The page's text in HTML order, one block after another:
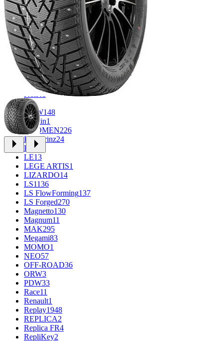
CROSS_STREET
31
Eurodisk1
FF33
FR REPLICA1
GR34
Grizzly3
iFree965
iFree Original49
Ikon1
INFORGED1
1
K72
KDW148
Keskin1
KHOMEN226
Kronprinz24
KT23
LE13
LEGE ARTIS1
LIZARDO14
LS1136
LS FlowForming137
LS Forged270
Magnetto130
Magnum11
MAK295
Megami83
MOMO1
NEO57
OFF-ROAD36
ORW3
PDW33
Race11
Renault1
Replay1948
REPLICA2
Replica FR4
RepliKey2